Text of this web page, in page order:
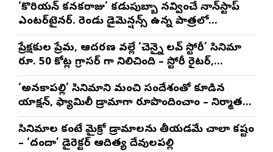
‘కొరియన్ కనకరాజు’ కడుపుబ్బా నవ్వించే నాన్‌స్టాప్
ఎంటర్‌టైనర్. రెండు డైమెన్షన్స్ ఉన్న పాత్రలో
నటించడం చాలా సంతృప్తినిచ్చింది : వరుణ్ తేజ్
ప్రేక్షకుల ప్రేమ, ఆదరణ వల్లే ‘చెన్నై లవ్ స్టోరీ’ సినిమా
రూ. 50 కోట్ల గ్రాసర్ గా నిలిచింది – స్టోరీ రైటర్,
ప్రొడ్యూసర్ సాయి రాజేష్
‘అనకాపల్లి’ సినిమాని మంచి సందేశంతో కూడిన
యాక్షన్, ఫ్యామిలీ డ్రామాగా రూపొందించాం – నిర్మాతలు
త్రినాథరావు నక్కిన, కాండ్రేగుల నాయుడు
సినిమాల కంటే మైక్రో డ్రామాలను తీయడమే చాలా కష్టం
– ‘దందా’ డైరెక్ట‌ర్ ఆదిత్య దేవులపల్లి